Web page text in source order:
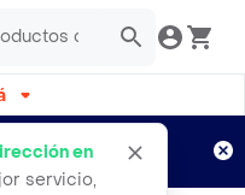
en
servicio,
Aplican TyC